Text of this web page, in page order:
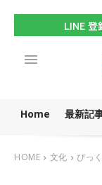
LINE 登
Home 最新記
HOME 文化 ぴっ